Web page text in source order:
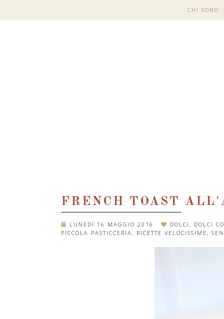
CHI SONO
FRENCH TOAST
LUNEDÌ 16 MAGGIO 2016 DOLCI , DOLCI
PICCOLA PASTICCERIA , RICETTE VELOCISSIME ,